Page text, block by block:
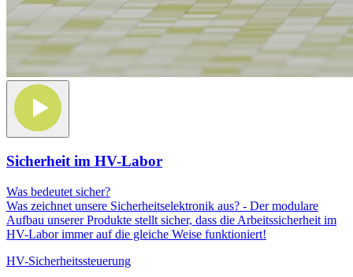
Sicherheit im HV-Labor
Was bedeutet sicher?
Was zeichnet unsere Sicherheitselektronik aus? - Der modulare
Aufbau unserer Produkte stellt sicher, dass die Arbeitssicherheit im
HV-Labor immer auf die gleiche Weise funktioniert!
HV-Sicherheitssteuerung